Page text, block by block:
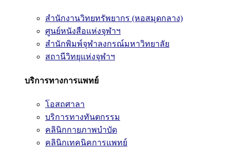
สำนักงานวิทยทรัพยากร (หอสมุดกลาง)
ศูนย์หนังสือแห่งจุฬาฯ
สำนักพิมพ์จุฬาลงกรณ์มหาวิทยาลัย
สถานีวิทยุแห่งจุฬาฯ
บริการทางการแพทย์
โอสถศาลา
บริการทางทันตกรรม
คลินิกกายภาพบำบัด
คลินิกเทคนิคการแพทย์